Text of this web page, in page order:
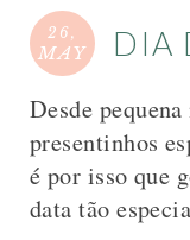
26,
MAY DIA
Desde
presentinhos
é por isso que
data tão